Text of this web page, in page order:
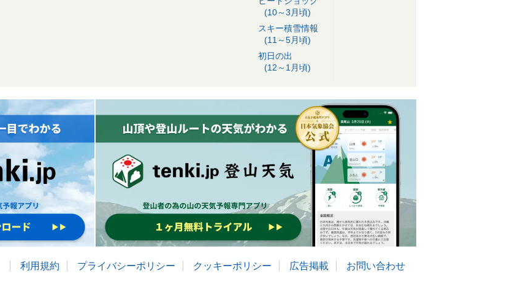
(10～3月頃)
スキー積雪情報
(11～5月頃)
初日の出
(12～1月頃)
利用規約 プライバシーポリシー クッキーポリシー 広告掲載 お問い合わせ